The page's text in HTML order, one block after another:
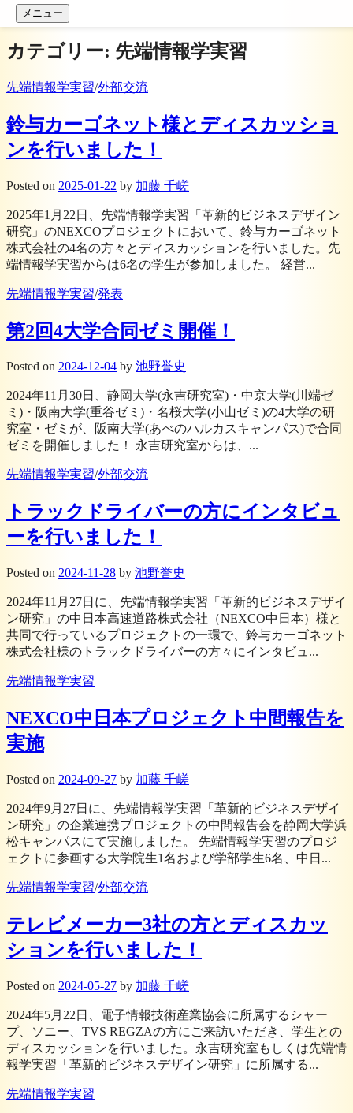
コンテンツへスキップ
メニュー
カテゴリー: 先端情報学実習
先端情報学実習/外部交流
鈴与カーゴネット様とディスカッショ
ンを行いました！
Posted on 2025-01-22 by 加藤 千嵯
2025年1月22日、先端情報学実習「革新的ビジネスデザイン
研究」のNEXCOプロジェクトにおいて、鈴与カーゴネット
株式会社の4名の方々とディスカッションを行いました。先
端情報学実習からは6名の学生が参加しました。 経営...
先端情報学実習/発表
第2回4大学合同ゼミ開催！
Posted on 2024-12-04 by 池野誉史
2024年11月30日、静岡大学(永吉研究室)・中京大学(川端ゼ
ミ)・阪南大学(重谷ゼミ)・名桜大学(小山ゼミ)の4大学の研
究室・ゼミが、阪南大学(あべのハルカスキャンパス)で合同
ゼミを開催しました！ 永吉研究室からは、...
先端情報学実習/外部交流
トラックドライバーの方にインタビュ
ーを行いました！
Posted on 2024-11-28 by 池野誉史
2024年11月27日に、先端情報学実習「革新的ビジネスデザイ
ン研究」の中日本高速道路株式会社（NEXCO中日本）様と
共同で行っているプロジェクトの一環で、鈴与カーゴネット
株式会社様のトラックドライバーの方々にインタビュ...
先端情報学実習
NEXCO中日本プロジェクト中間報告を
実施
Posted on 2024-09-27 by 加藤 千嵯
2024年9月27日に、先端情報学実習「革新的ビジネスデザイ
ン研究」の企業連携プロジェクトの中間報告会を静岡大学浜
松キャンパスにて実施しました。 先端情報学実習のプロジ
ェクトに参画する大学院生1名および学部学生6名、中日...
先端情報学実習/外部交流
テレビメーカー3社の方とディスカッ
ションを行いました！
Posted on 2024-05-27 by 加藤 千嵯
2024年5月22日、電子情報技術産業協会に所属するシャー
プ、ソニー、TVS REGZAの方にご来訪いただき、学生との
ディスカッションを行いました。永吉研究室もしくは先端情
報学実習「革新的ビジネスデザイン研究」に所属する...
先端情報学実習